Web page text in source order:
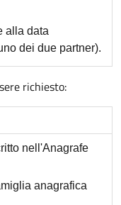
alla data
dei due partner).
richiesto:
nell'Anagrafe
anagrafica